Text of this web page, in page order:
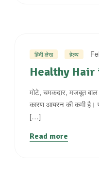
हिंदी लेख हेल्थ
Healthy Hair
मोटे, चमकदार, मजबूत
कारण आयरन की कमी है।
[…]
Read more